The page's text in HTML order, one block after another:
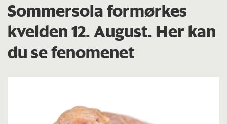
Sommersola formørkes
kvelden 12. August. Her kan
du se fenomenet